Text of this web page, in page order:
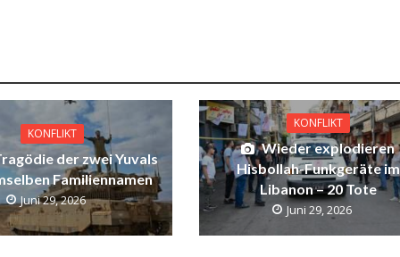
KONFLIKT
der zwei Yuvals
Familiennamen
Juni 29, 2026
KONFLIKT
Wieder explodieren
Hisbollah-Funkgeräte im
Libanon – 20 Tote
Juni 29, 2026